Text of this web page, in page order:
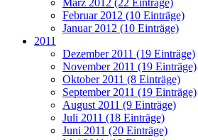
Februar 2012 (10 Einträge)
Januar 2012 (10 Einträge)
2011
Dezember 2011 (19 Einträge)
November 2011 (19 Einträge)
Oktober 2011 (8 Einträge)
September 2011 (19 Einträge)
August 2011 (9 Einträge)
Juli 2011 (18 Einträge)
Juni 2011 (20 Einträge)